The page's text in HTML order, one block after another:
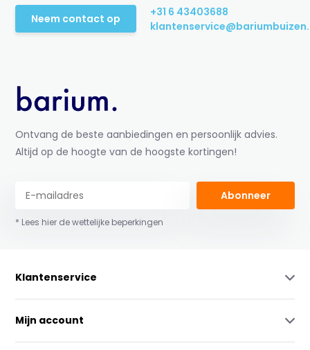
Neem contact op
+31 6 43403688
Ontvang de beste aanbiedingen en persoonlijk advies.
Altijd op de hoogte van de hoogste kortingen!
Abonneer
* Lees hier de wettelijke beperkingen
Klantenservice
Mijn account